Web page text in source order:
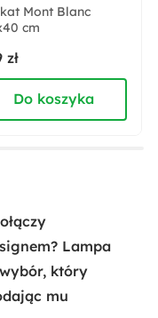
Mont Blanc
cm
zł
Do koszyka
Lampa
który
mu